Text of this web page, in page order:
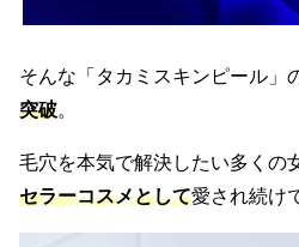
そんな「タカミスキンピール」
突破。
毛穴を本気で解決したい多くの
セラーコスメとして愛され続け